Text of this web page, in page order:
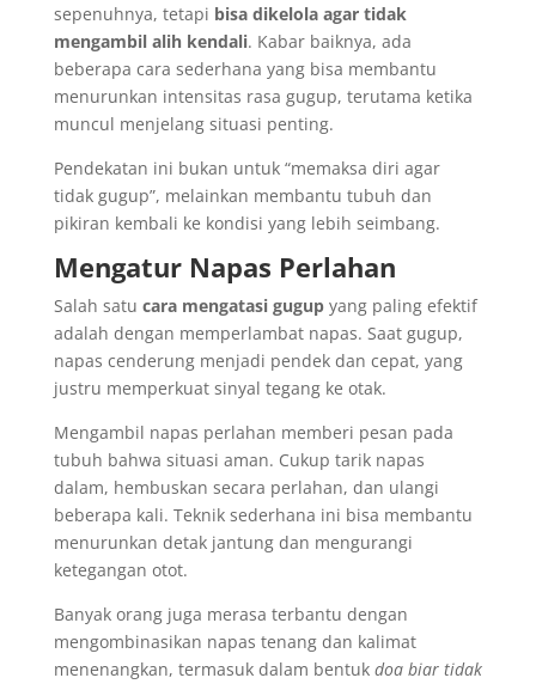
sepenuhnya, tetapi bisa dikelola agar tidak
mengambil alih kendali. Kabar baiknya, ada
beberapa cara sederhana yang bisa membantu
menurunkan intensitas rasa gugup, terutama ketika
muncul menjelang situasi penting.
Pendekatan ini bukan untuk “memaksa diri agar
tidak gugup”, melainkan membantu tubuh dan
pikiran kembali ke kondisi yang lebih seimbang.
Mengatur Napas Perlahan
Salah satu cara mengatasi gugupyang paling efektif
adalah dengan memperlambat napas. Saat gugup,
napas cenderung menjadi pendek dan cepat, yang
justru memperkuat sinyal tegang ke otak.
Mengambil napas perlahan memberi pesan pada
tubuh bahwa situasi aman. Cukup tarik napas
dalam, hembuskan secara perlahan, dan ulangi
beberapa kali. Teknik sederhana ini bisa membantu
menurunkan detak jantung dan mengurangi
ketegangan otot.
Banyak orang juga merasa terbantu dengan
mengombinasikan napas tenang dan kalimat
menenangkan, termasuk dalam bentuk doa biar tidak